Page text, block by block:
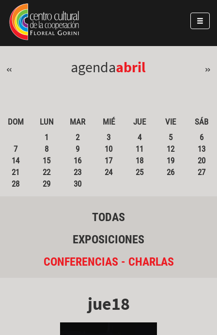
Pasar al contenido principal
Jump to main content
« agendaabril »
DOM LUN MAR MIÉ JUE VIE
SÁB
1
2 3 4 5
6
7
8 9 10 11 12
13
14
15 16 17 18 19
20
21
22 23 24 25 26
27
28
29 30
TODAS
EXPOSICIONES
CONFERENCIAS - CHARLAS
jue18